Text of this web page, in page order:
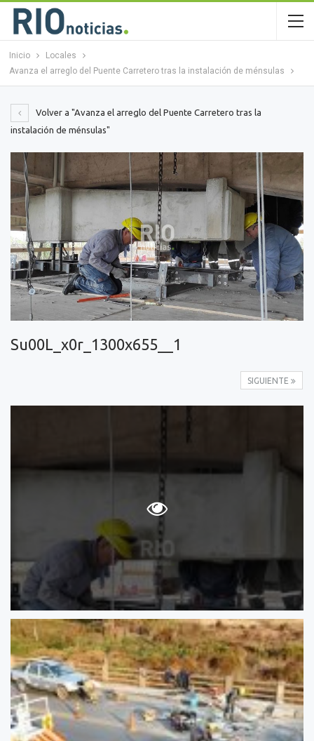
Inicio
Locales
Avanza el arreglo del Puente Carretero tras la instalación de ménsulas
Volver a "Avanza el arreglo del Puente Carretero tras la
instalación de ménsulas"
Su00L_x0r_1300x655__1
SIGUIENTE